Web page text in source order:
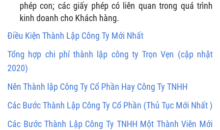
phép con; các giấy phép có liên quan trong quá trình
kinh doanh cho Khách hàng.
Điều Kiện Thành Lập Công Ty Mới Nhất
Tổng hợp chi phí thành lập công ty Trọn Vẹn (cập nhật
2020)
Nên Thành lập Công Ty Cổ Phần Hay Công Ty TNHH
Các Bước Thành Lập Công Ty Cổ Phần (Thủ Tục Mới Nhất )
Các Bước Thành Lập Công Ty TNHH Một Thành Viên Mới